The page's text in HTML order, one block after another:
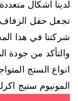
لدينا اشكال
تجعل حفل الزفاف
شركتنا في هذا
والتأكد من جودة
انواع الستج
المونيوم ستيج